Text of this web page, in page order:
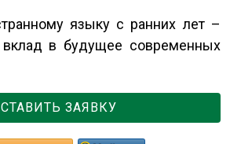
языку с ранних лет –
вклад в будущее современных
ЗАЯВКУ